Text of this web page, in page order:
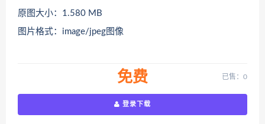
原图大小：1.580 MB
图片格式：image/jpeg图像
免费 已售：0
登录下载